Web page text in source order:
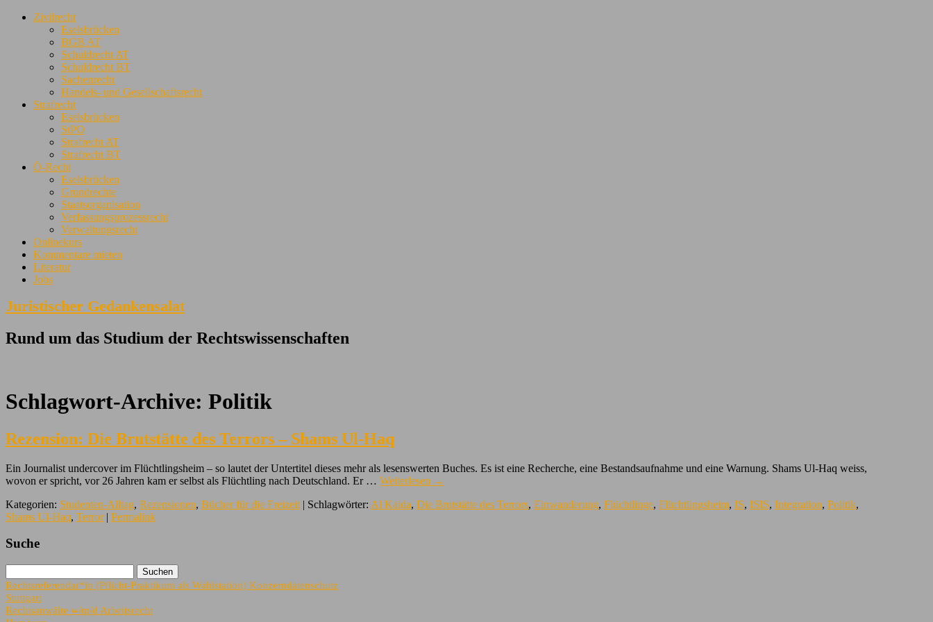
Zivilrecht
Eselsbrücken
BGB AT
Schuldrecht AT
Schuldrecht BT
Sachenrecht
Handels- und Gesellschaftsrecht
Strafrecht
Eselsbrücken
StPO
Strafrecht AT
Strafrecht BT
Ö-Recht
Eselsbrücken
Grundrechte
Staatsorganisation
Verfassungsprozessrecht
Verwaltungsrecht
Onlinekurs
Kommentare mieten
Literatur
Jobs
Juristischer Gedankensalat
Rund um das Studium der Rechtswissenschaften
Schlagwort-Archive: Politik
Rezension: Die Brutstätte des Terrors – Shams Ul-Haq
Ein Journalist undercover im Flüchtlingsheim – so lautet der Untertitel dieses mehr als lesenswerten Buches. Es ist eine Recherche, eine Bestandsaufnahme und eine Warnung. Shams Ul-Haq weiss,
wovon er spricht, vor 26 Jahren kam er selbst als Flüchtling nach Deutschland. Er … Weiterlesen →
Kategorien: Studenten-Alltag, Rezensionen, Bücher für die Freizeit | Schlagwörter: Al Kaida, Die Brutstätte des Terrors, Einwanderung, Flüchtlinge, Flüchtlingsheim, IS, ISIS, Integration, Politik,
Shams Ul-Haq, Terror| Permalink
Suche
Rechtsreferendar*in (Pflicht-Praktikum als Wahlstation) Konzerndatenschutz
Stuttgart
Rechtsanwälte w/m/d Arbeitsrecht